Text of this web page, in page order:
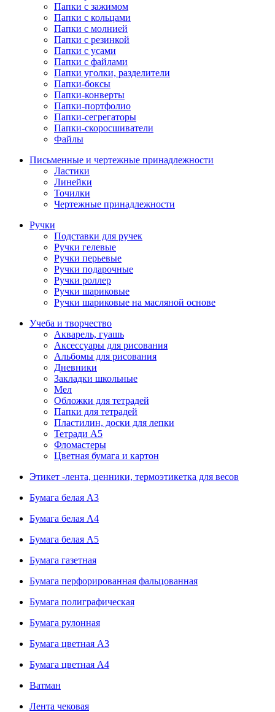
Папки с зажимом
Папки с кольцами
Папки с молнией
Папки с резинкой
Папки с усами
Папки с файлами
Папки уголки, разделители
Папки-боксы
Папки-конверты
Папки-портфолио
Папки-сегрегаторы
Папки-скоросшиватели
Файлы
Письменные и чертежные принадлежности
Ластики
Линейки
Точилки
Чертежные принадлежности
Ручки
Подставки для ручек
Ручки гелевые
Ручки перьевые
Ручки подарочные
Ручки роллер
Ручки шариковые
Ручки шариковые на масляной основе
Учеба и творчество
Акварель, гуашь
Аксессуары для рисования
Альбомы для рисования
Дневники
Закладки школьные
Мел
Обложки для тетрадей
Папки для тетрадей
Пластилин, доски для лепки
Тетради А5
Фломастеры
Цветная бумага и картон
Этикет -лента, ценники, термоэтикетка для весов
Бумага белая А3
Бумага белая А4
Бумага белая А5
Бумага газетная
Бумага перфорированная фальцованная
Бумага полиграфическая
Бумага рулонная
Бумага цветная А3
Бумага цветная А4
Ватман
Лента чековая